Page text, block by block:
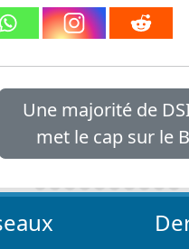
Une majorité de
met le cap sur le